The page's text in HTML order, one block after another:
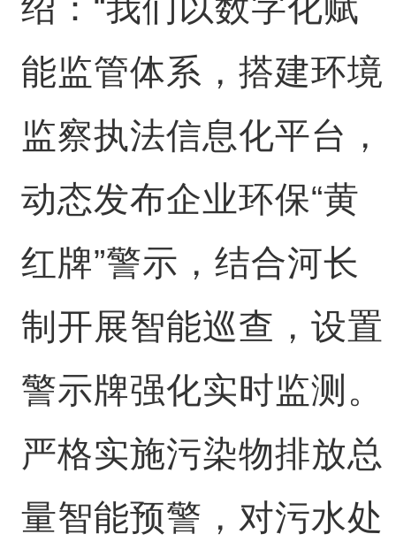
能监管体系，搭建环境
监察执法信息化平台，
动态发布企业环保“黄
红牌”警示，结合河长
制开展智能巡查，设置
警示牌强化实时监测。
严格实施污染物排放总
量智能预警，对污水处